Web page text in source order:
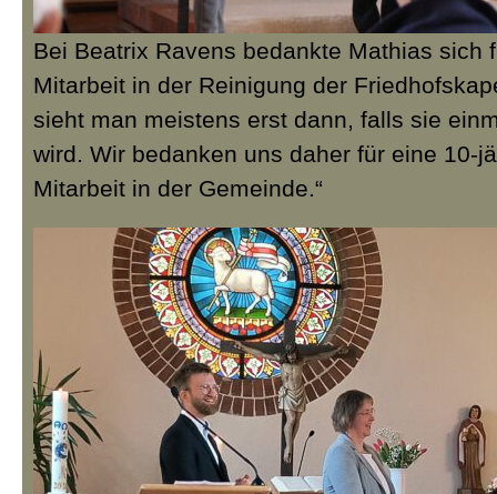
Bei Beatrix Ravens bedankte Mathias sich
Mitarbeit in der Reinigung der
sieht man meistens erst dann, falls sie
wird. Wir bedanken uns daher für eine 10-
Mitarbeit in der Gemeinde.“